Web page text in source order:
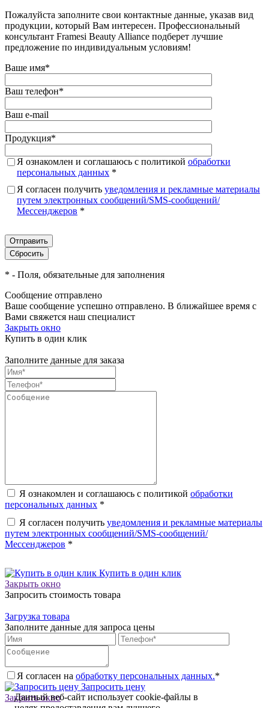
Пожалуйста заполните свои контактные данные, указав вид
продукции, который Вам интересен. Профессиональный
консультант Framesi Beauty Alliance подберет лучшие
предложение по индивидуальным условиям!
Ваше имя*
Ваш телефон*
Ваш e-mail
Продукция*
Я ознакомлен и соглашаюсь с политикой обработки
персональных данных *
Я согласен получить уведомления и рекламные материалы
путем электронных сообщений/SMS-сообщений/
Мессенджеров *
* - Поля, обязательные для заполнения
Сообщение отправлено
Ваше сообщение успешно отправлено. В ближайшее время с
Вами свяжется наш специалист
Закрыть окно
Купить в один клик
Заполните данные для заказа
Я ознакомлен и соглашаюсь с политикой обработки
персональных данных *
Я согласен получить уведомления и рекламные материалы
путем электронных сообщений/SMS-сообщений/
Мессенджеров *
Купить в один клик
Закрыть окно
Запросить стоимость товара
Загрузка товара
Заполните данные для запроса цены
Я согласен на обработку персональных данных.*
Запросить цену
Закрыть окно
Данный веб-сайт использует cookie-файлы в